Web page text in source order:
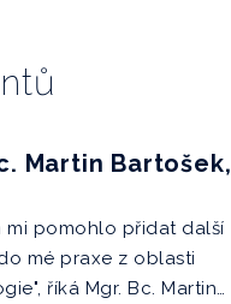
Martin Bartošek,
mi pomohlo přidat další
mé praxe z oblasti
říká Mgr. Bc. Martin…